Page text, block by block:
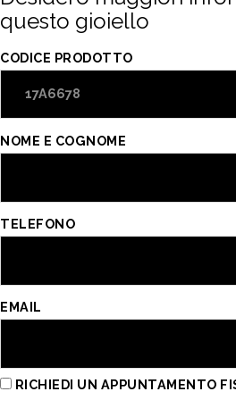
b
o
o
k
l
es
t
s
A
p
vi
questo gioiello
CODICE PRODOTTO
NOME E COGNOME
TELEFONO
EMAIL
RICHIEDI UN APPUNTAMENTO